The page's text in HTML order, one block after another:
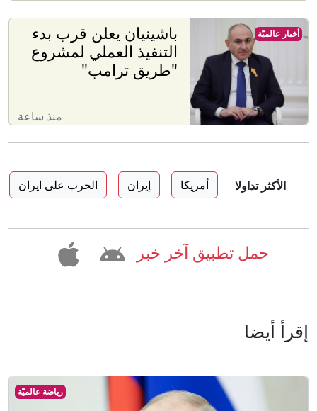
باشينيان يعلن قرب بدء
التنفيذ العملي لمشروع
"طريق ترامب"
منذ ساعة
أخبار عالميّة
الأكثر تداولا أمريكا إيران الحرب على ايران
حمل تطبيق آخر خبر
إقرأ أيضا
رياضة عالميّة